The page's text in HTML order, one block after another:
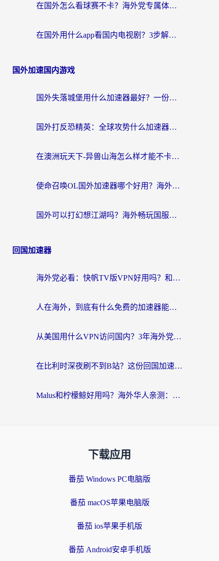
在国外怎么看球赛不卡？海外党专属体育直播自由指南
在国外用什么app看国内电视剧？3步解决版权限制+卡顿难题
国外加速国内游戏
国外失落城堡用什么加速器最好？一份来自老玩家的真实指南
国外打反恐精英：全球攻势什么加速器好用？2026海外玩家国服游戏加速终极指南
在澳洲玩天下-异兽山海怎么样才能不卡？一份给南半球玩家的自救指南
使命召唤OL国外加速器哪个好用？海外玩家亲测的国服游戏加速终极指南
国外可以打幻想江湖吗？海外畅玩国服游戏的终极指南
回国加速器
海外党必看：快帆TV版VPN好用吗？和Easyback VPN对比哪个回国效果更好？附2026真实测评
人在海外，到底有什么免费的加速器能让我安心追剧打游戏？
从美国用什么VPN访问国内？3年海外党亲测：选对工具才能无缝刷B站、看腾讯视频
在比利时深夜刷不到B站？这份回国加速器避坑指南请收好
Malus和柠檬鲸好用吗？海外华人亲测：回国加速器怎么选才不踩坑？
下载应用
番茄 Windows PC电脑版
番茄 macOS苹果电脑版
番茄 ios苹果手机版
番茄 Android安卓手机版